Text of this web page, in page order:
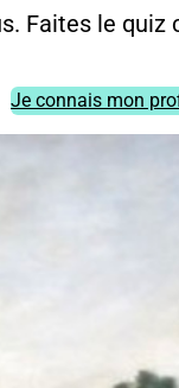
Faites le quiz
Je connais mon